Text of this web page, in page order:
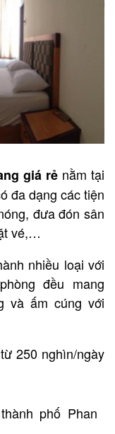
giá rẻ nằm tại
đa dạng các tiện
đưa đón sân
vé,…
nhiều loại với
đều mang
và ấm cúng với
250 nghìn/ngày
phố Phan